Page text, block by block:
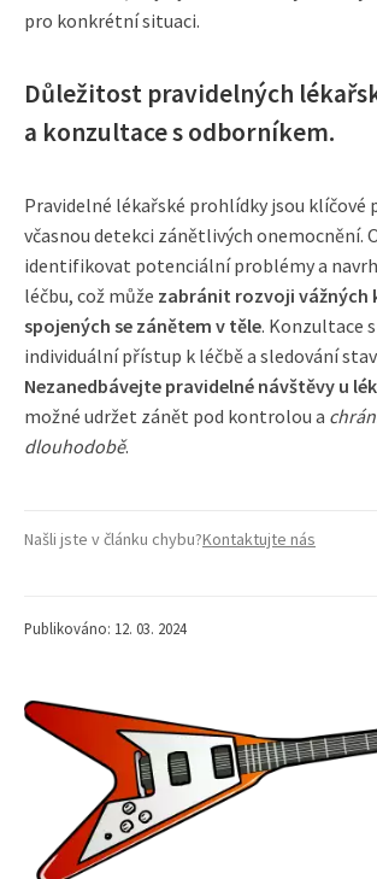
pro konkrétní situaci.
Důležitost pravidelných
a konzultace s odborníkem.
Pravidelné lékařské prohlídky jsou klíčové
včasnou detekci zánětlivých onemocnění.
identifikovat potenciální problémy a
léčbu, což může zabránit rozvoji vážných
spojených se zánětem v těle. Konzultace
individuální přístup k léčbě a sledování
Nezanedbávejte pravidelné návštěvy u
možné udržet zánět pod kontrolou a
dlouhodobě.
Našli jste v článku chybu?Kontaktujte nás
Publikováno: 12. 03. 2024